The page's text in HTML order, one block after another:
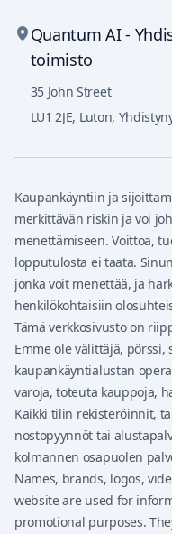
Quantum AI -
toimisto
35 John Street
LU1 2JE, Luton,
Kaupankäyntiin ja
merkittävän riskin ja voi
menettämiseen. Voittoa,
lopputulosta ei taata.
jonka voit menettää, ja
henkilökohtaisiin
Tämä verkkosivusto on
Emme ole välittäjä,
kaupankäyntialustan
varoja, toteuta kauppoja,
Kaikki tilin rekisteröinnit,
nostopyynnöt tai
kolmannen osapuolen
Names, brands, logos,
website are used for
promotional purposes.